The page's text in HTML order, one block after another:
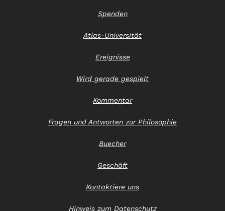
Spenden
Atlas-Universität
Ereignisse
Wird gerade gespielt
Kommentar
Fragen und Antworten zur Philosophie
Buecher
Geschäft
Kontaktiere uns
Hinweis zum Datenschutz